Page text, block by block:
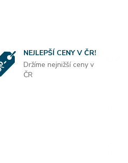
NEJLEPŠÍ CENY V ČR!
Držíme nejnižší ceny v
ČR